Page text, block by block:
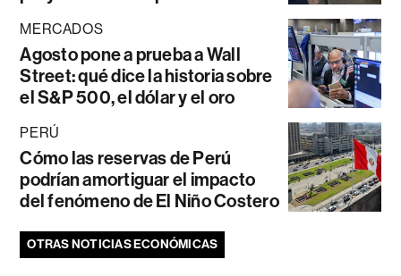
MERCADOS
Agosto pone a prueba a Wall
Street: qué dice la historia sobre
el S&P 500, el dólar y el oro
PERÚ
Cómo las reservas de Perú
podrían amortiguar el impacto
del fenómeno de El Niño Costero
OTRAS NOTICIAS ECONÓMICAS